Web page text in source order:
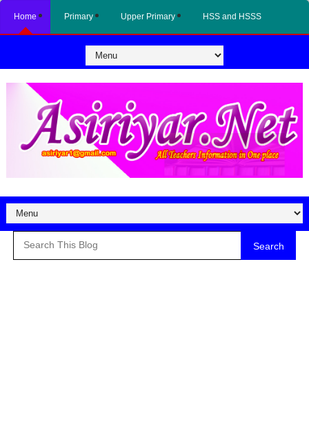
Home Primary Upper Primary HSS and HSSS
Search